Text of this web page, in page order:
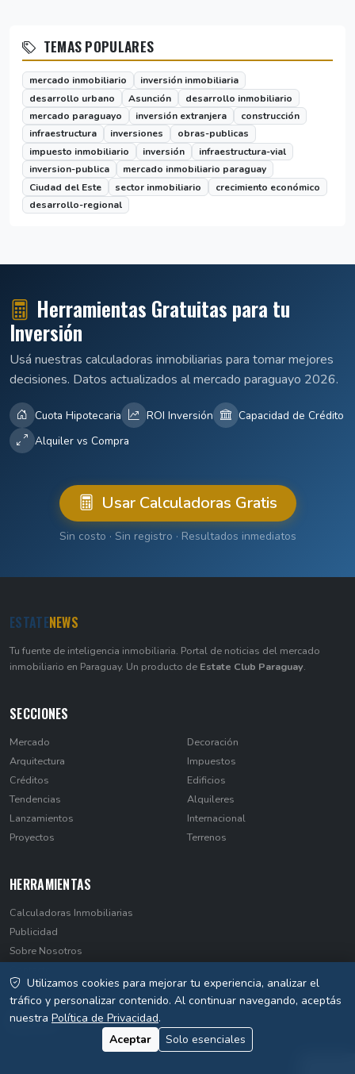
TEMAS POPULARES
mercado inmobiliario
inversión inmobiliaria
desarrollo urbano
Asunción
desarrollo inmobiliario
mercado paraguayo
inversión extranjera
construcción
infraestructura
inversiones
obras-publicas
impuesto inmobiliario
inversión
infraestructura-vial
inversion-publica
mercado inmobiliario paraguay
Ciudad del Este
sector inmobiliario
crecimiento económico
desarrollo-regional
Herramientas Gratuitas para tu
Inversión
Usá nuestras calculadoras inmobiliarias para tomar mejores
decisiones. Datos actualizados al mercado paraguayo 2026.
Cuota Hipotecaria ROI Inversión
Capacidad de Crédito
Alquiler vs Compra
Usar Calculadoras Gratis
Sin costo · Sin registro · Resultados inmediatos
ESTATENEWS
Tu fuente de inteligencia inmobiliaria. Portal de noticias del mercado
inmobiliario en Paraguay. Un producto de Estate Club Paraguay.
SECCIONES
Mercado
Arquitectura
Créditos
Tendencias
Lanzamientos
Proyectos
Decoración
Impuestos
Edificios
Alquileres
Internacional
Terrenos
HERRAMIENTAS
Calculadoras Inmobiliarias
Publicidad
Sobre Nosotros
Privacidad
Utilizamos cookies para mejorar tu experiencia, analizar el
tráfico y personalizar contenido. Al continuar navegando, aceptás
nuestra Política de Privacidad.
Aceptar
Solo esenciales